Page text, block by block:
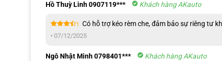
Hồ Thuỳ Linh 0907119*** Khách hàng AKauto
xếp
Có hỗ trợ kéo rèm che, đảm bảo sự riêng tư
• 07/12/2025
Ngô Nhật Minh 0798401*** Khách hàng AKauto